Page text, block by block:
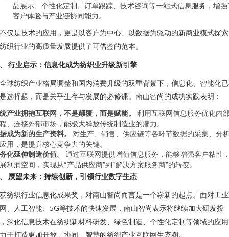
品展示、个性化定制、订单跟踪、技术咨询等一站式信息服务，增强
客户体验与产业链协同能力。
仅是技术的应用，更是以客户为中心、以数据为驱动的新商业模式探
织行业的高质量发展提供了可借鉴的范本。
行业启示：信息化成为纺织业升级新引擎
球纺织产业格局调整和国内消费升级的双重背景下，信息化、智能化
选择题，而是关乎生存与发展的必修课。南山智尚的成功实践表明：
产业拥抱互联网，不是颠覆，而是赋能。
利用互联网信息服务优化内
、连接外部市场，能极大释放传统制造业的潜力。
成为新的生产资料。
对生产、销售、供应链等各环节数据的采集、分
用，是提升核心竞争力的关键。
化延伸制造价值。
通过互联网提供增值信息服务，能够增强客户粘性
利润空间，实现从“产品供应商”到“解决方案服务商”的转变。
展望未来：持续创新，引领行业数字生态
纺织行业信息化成果奖，对南山智尚而言是一个崭新的起点。面对工
、人工智能、5G等技术的快速发展，南山智尚表示将继续加大研发投
深化信息技术在纺织新材料研发、绿色制造、个性化定制等领域的应
于打造更加开放、协同、智慧的纺织产业互联网生态圈。